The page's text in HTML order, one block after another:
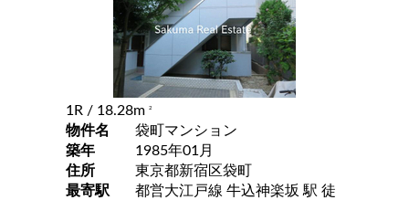
1R / 18.28m 2
物件名
袋町マンション
築年
1985年01月
住所
東京都新宿区袋町
最寄駅
都営大江戸線 牛込神楽坂 駅 徒